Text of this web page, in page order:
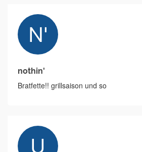
nothin'
Bratfette!! grillsaison und so